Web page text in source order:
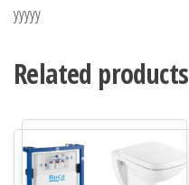
yyyyy
Related products